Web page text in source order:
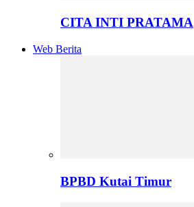
CITA INTI PRATAMA
Web Berita
BPBD Kutai Timur